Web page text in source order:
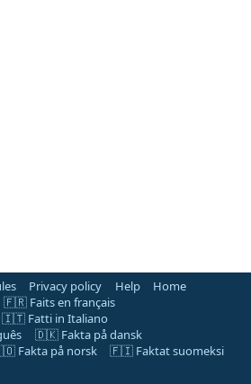
Privacy policy Help
Home
🇫🇷 Faits en français
🇮🇹 Fatti in Italiano
🇩🇰 Fakta på dansk
Fakta på norsk
🇫🇮 Faktat suomeksi